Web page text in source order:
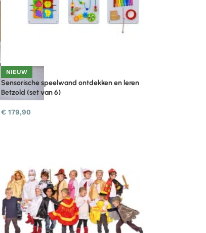
NIEUW
Sensorische speelwand ontdekken en leren
Betzold (set van 6)
€ 179,90